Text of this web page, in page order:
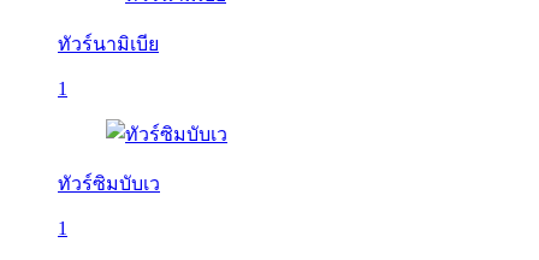
ทัวร์นามิเบีย
1
ทัวร์ซิมบับเว
1